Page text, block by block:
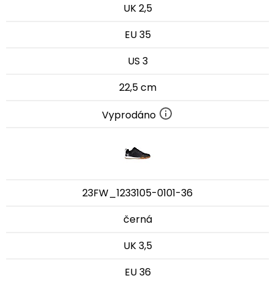
UK 2,5
EU 35
US 3
22,5 cm
Vyprodáno
23FW_1233105-0101-36
černá
UK 3,5
EU 36